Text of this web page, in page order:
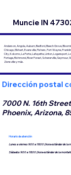
Muncie IN
Anderson, Angola, Auburn, Bedford, Beech Grove,
Chicago, Elkhart, Evansville, Fishers, Fort Wayne,
City, Kokomo, La Porte, Lafayette, Linton, Logansport,
Portage, Richmond, River Forest, Schererville,
Zionsville y más.
Dirección postal
7000 N. 16th
Phoenix, Arizona,
Horario de atención
Lunes a viernes 9:00 a 18:00 (hora estándar de la
Sábados 9:00 a 18:00 (hora estándar de la